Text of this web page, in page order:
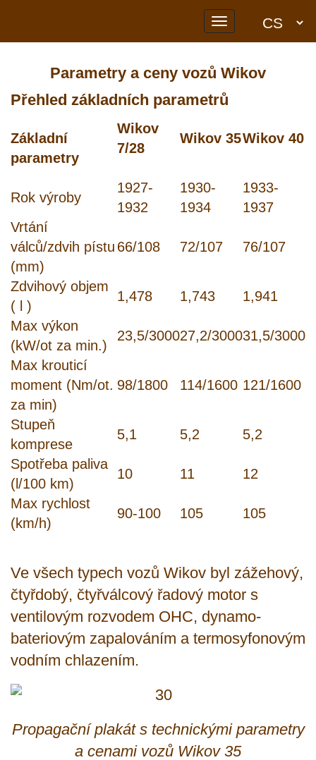
Toggle
Parametry a ceny vozů Wikov
Přehled základních parametrů
Základní
parametry
Wikov
7/28
Wikov 35Wikov 40
Rok výroby
1927-
1932
1930-
1934
1933-
1937
Vrtání
válců/zdvih pístu
(mm)
66/108 72/107 76/107
Zdvihový objem
( l )
1,478 1,743
1,941
Max výkon
(kW/ot za min.)
23,5/300027,2/300031,5/3000
Max krouticí
moment (Nm/ot.
za min)
98/1800 114/1600 121/1600
Stupeň
komprese
5,1 5,2
5,2
Spotřeba paliva
(l/100 km)
10 11
12
Max rychlost
(km/h)
90-100 105 105
Ve všech typech vozů Wikov byl zážehový,
čtyřdobý, čtyřválcový řadový motor s
ventilovým rozvodem OHC, dynamo-
bateriovým zapalováním a termosyfonovým
vodním chlazením.
Propagační plakát s technickými parametry
a cenami vozů Wikov 35